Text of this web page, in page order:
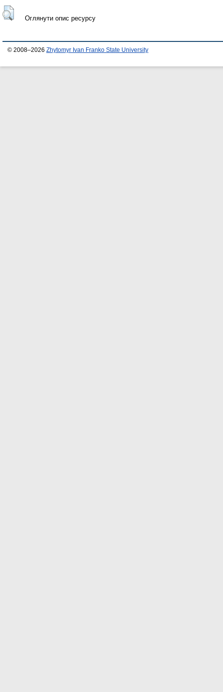
Оглянути опис ресурсу
© 2008–2026 Zhytomyr Ivan Franko State University